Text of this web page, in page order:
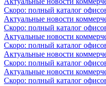
Скоро: полный каталог
Актуальные новости
Скоро: полный каталог
Актуальные новости
Скоро: полный каталог
Актуальные новости
Скоро: полный каталог
Актуальные новости
Скоро: полный каталог